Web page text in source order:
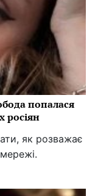
попалася
росіян
як розважає